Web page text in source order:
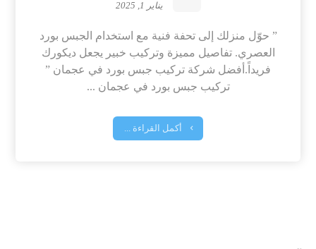
يناير 1, 2025
” حوّل منزلك إلى تحفة فنية مع استخدام الجبس بورد
العصري. تفاصيل مميزة وتركيب خبير يجعل ديكورك
فريداً.أفضل شركة تركيب جبس بورد في عجمان ”
تركيب جبس بورد في عجمان ...
أكمل القراءة ...